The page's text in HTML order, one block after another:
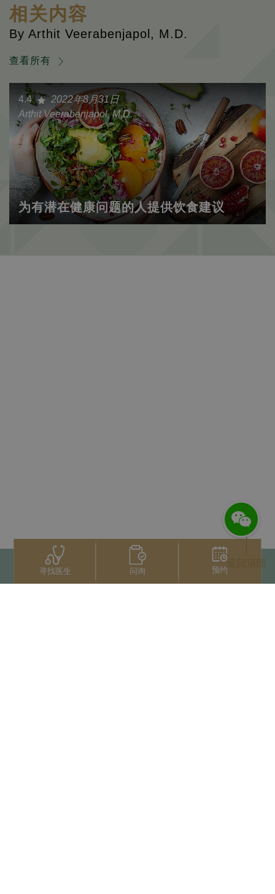
相关内容
By Arthit Veerabenjapol, M.D.
查看所有
4.4
2022年8月31日
Arthit Veerabenjapol, M.D.
为有潜在健康问题的人提供饮食建议
寻找医生 问询 预约
返回顶部